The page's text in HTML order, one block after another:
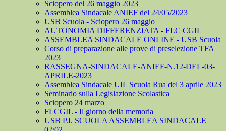
Sciopero del 26 maggio 2023
Assemblea Sindacale ANIEF del 24/05/2023
USB Scuola - Sciopero 26 maggio
AUTONOMIA DIFFERENZIATA - FLC CGIL
ASSEMBLEA SINDACALE ONLINE - USB Scuola
Corso di preparazione alle prove di preselezione TFA
2023
RASSEGNA-SINDACALE-ANIEF-N.12-DEL-03-
APRILE-2023
Assemblea Sindacale UIL Scuola Rua del 3 aprile 2023
Seminario sulla Legislazione Scolastica
Sciopero 24 marzo
FLCGIL - Il giorno della memoria
USB P.I. SCUOLA ASSEMBLEA SINDACALE